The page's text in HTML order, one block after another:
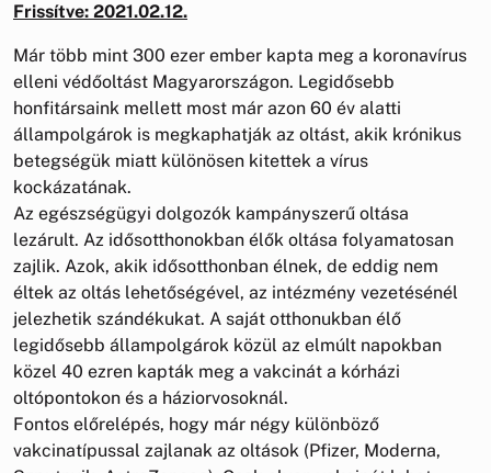
Frissítve: 2021.02.12.
Már több mint 300 ezer ember kapta meg a koronavírus
elleni védőoltást Magyarországon. Legidősebb
honfitársaink mellett most már azon 60 év alatti
állampolgárok is megkaphatják az oltást, akik krónikus
betegségük miatt különösen kitettek a vírus
kockázatának.
Az egészségügyi dolgozók kampányszerű oltása
lezárult. Az idősotthonokban élők oltása folyamatosan
zajlik. Azok, akik idősotthonban élnek, de eddig nem
éltek az oltás lehetőségével, az intézmény vezetésénél
jelezhetik szándékukat. A saját otthonukban élő
legidősebb állampolgárok közül az elmúlt napokban
közel 40 ezren kapták meg a vakcinát a kórházi
oltópontokon és a háziorvosoknál.
Fontos előrelépés, hogy már négy különböző
vakcinatípussal zajlanak az oltások (Pfizer, Moderna,